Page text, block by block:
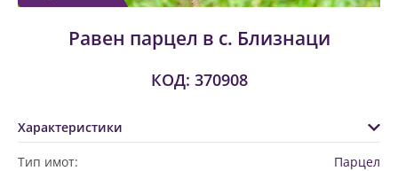
Равен парцел в с. Близнаци
КОД: 370908
Характеристики
Тип имот:
Парцел